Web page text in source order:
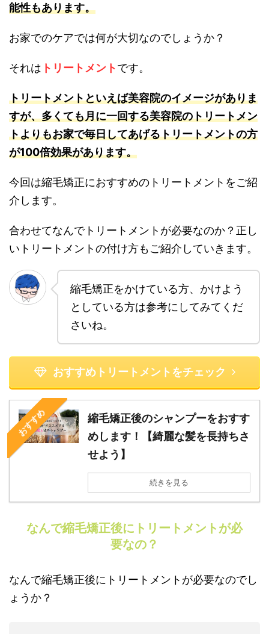
能性もあります。
お家でのケアでは何が大切なのでしょうか？
それは トリートメントです。
トリートメントといえば美容院のイメージがありま
すが、多くても月に一回する美容院のトリートメン
トよりもお家で毎日してあげるトリートメントの方
が100倍効果があります。
今回は縮毛矯正におすすめのトリートメントをご紹
介します。
合わせてなんでトリートメントが必要なのか？正し
いトリートメントの付け方もご紹介していきます。
縮毛矯正をかけている方、かけよう
としている方は参考にしてみてくだ
さいね。
おすすめトリートメントをチェック
おすすめ
縮毛矯正後のシャンプーをおすす
めします！【綺麗な髪を長持ちさ
せよう】
続きを見る
なんで縮毛矯正後にトリートメントが必
要なの？
なんで縮毛矯正後にトリートメントが必要なのでし
ょうか？